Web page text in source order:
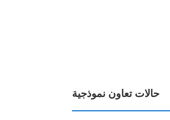
حالات تعاون نموذجية